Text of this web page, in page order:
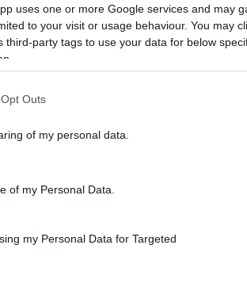
uses one or more Google services and may
to your visit or usage behaviour. You may
third-party tags to use your data for below
Outs
of my personal data.
of my Personal Data.
my Personal Data for Targeted
találatokban!